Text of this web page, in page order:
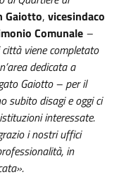
Gaiotto, vicesindaco
Comunale –
viene completato
dedicata a
Gaiotto – per il
subito disagi e oggi ci
interessate.
i nostri uffici
in